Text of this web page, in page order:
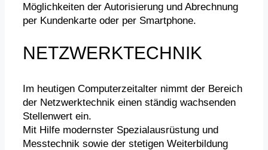
Möglichkeiten der Autorisierung und Abrechnung
per Kundenkarte oder per Smartphone.
NETZWERKTECHNIK
Im heutigen Computerzeitalter nimmt der Bereich
der Netzwerktechnik einen ständig wachsenden
Stellenwert ein.
Mit Hilfe modernster Spezialausrüstung und
Messtechnik sowie der stetigen Weiterbildung